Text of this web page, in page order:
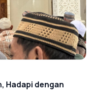
Hadapi dengan